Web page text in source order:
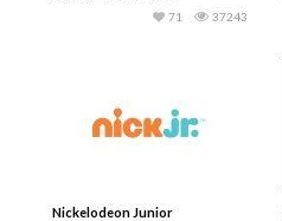
37243
71
Nickelodeon Junior